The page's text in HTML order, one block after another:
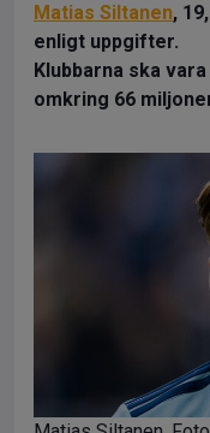
Matias Siltanen,
enligt uppgifter.
Klubbarna ska
omkring 66